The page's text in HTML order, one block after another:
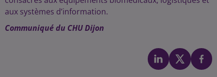
aux systèmes d’information.
Communiqué du CHU Dijon